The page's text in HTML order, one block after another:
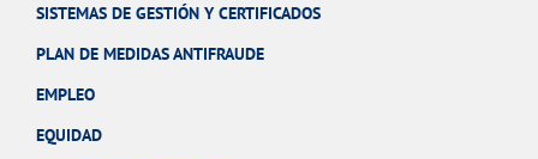
SISTEMAS DE GESTIÓN Y CERTIFICADOS
PLAN DE MEDIDAS ANTIFRAUDE
EMPLEO
EQUIDAD